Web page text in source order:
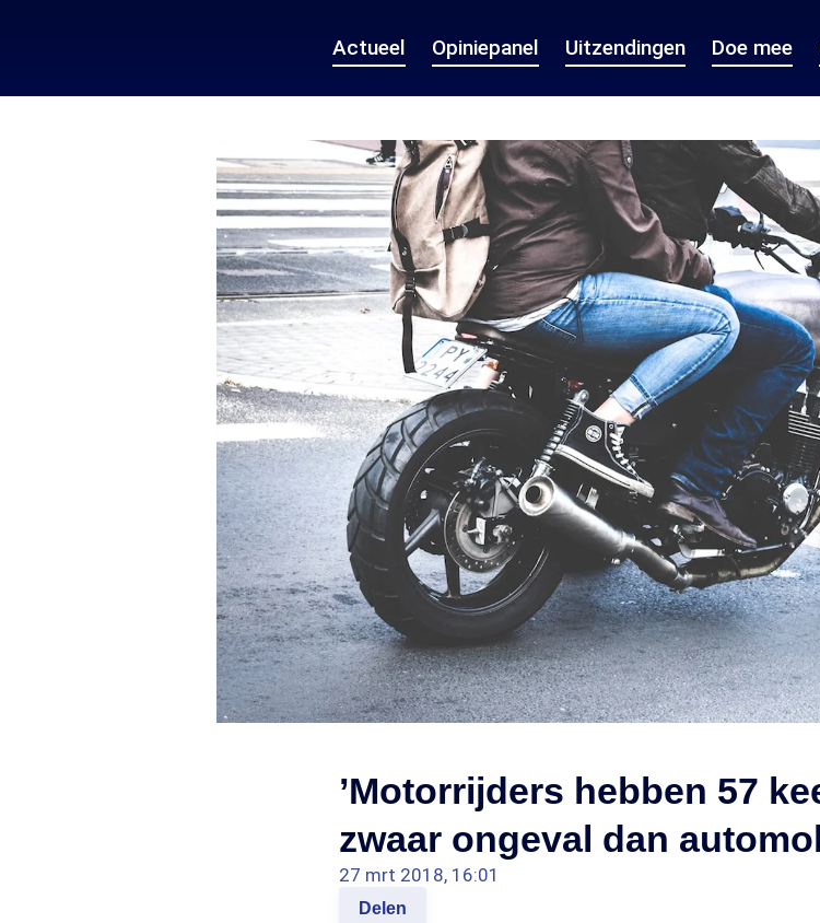
Actueel Opiniepanel Uitzendingen Doe mee
’Motorrijders hebben 57
zwaar ongeval dan
27 mrt 2018, 16:01
Delen